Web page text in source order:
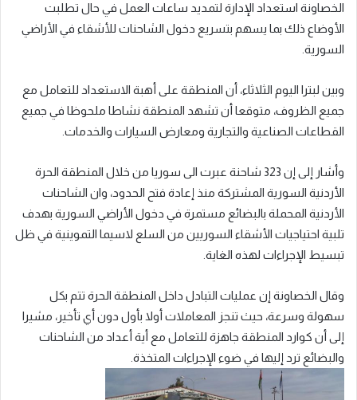
الخصاونة استعداد الإدارة لتمديد ساعات العمل في حال تطلبت
الأوضاع ذلك بما يسهم بتسريع دخول الشاحنات للأشقاء في الأراضي
السورية.
وبين لبترا اليوم الثلاثاء، أن المنطقة على أهبة الاستعداد للتعامل مع
جميع الظروف، متوقعا أن تشهد المنطقة نشاطا ملحوظا في جميع
القطاعات الصناعية والتجارية ومعارض السيارات والخدمات.
وأشار إلى إن 323 شاحنة عبرت الى سوريا من خلال المنطقة الحرة
الأردنية السورية المشتركة منذ إعادة فتح الحدود، وان الشاحنات
الأردنية المحملة بالبضائع مستمرة في دخول الأراضي السورية بهدف
تلبية احتياجيات الأشقاء السوريين من السلع لاسيما التموينية في ظل
تبسيط الإجراءات لهذه الغاية.
وقال الخصاونة إن عمليات التبادل داخل المنطقة الحرة تتم بكل
سهولة وسرعة، حيث تنجز المعاملات أولا بأول دون أي تأخير، مشيرا
إلى أن كوارد المنطقة جاهزة للتعامل مع أية أعداد من الشاحنات
والبضائع ترد إليها في ضوء الإجراءات المتخذة.